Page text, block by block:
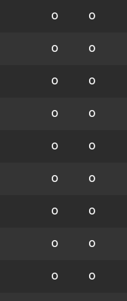
0 0
0 0
0 0
0 0
0 0
0 0
0 0
0 0
0 0